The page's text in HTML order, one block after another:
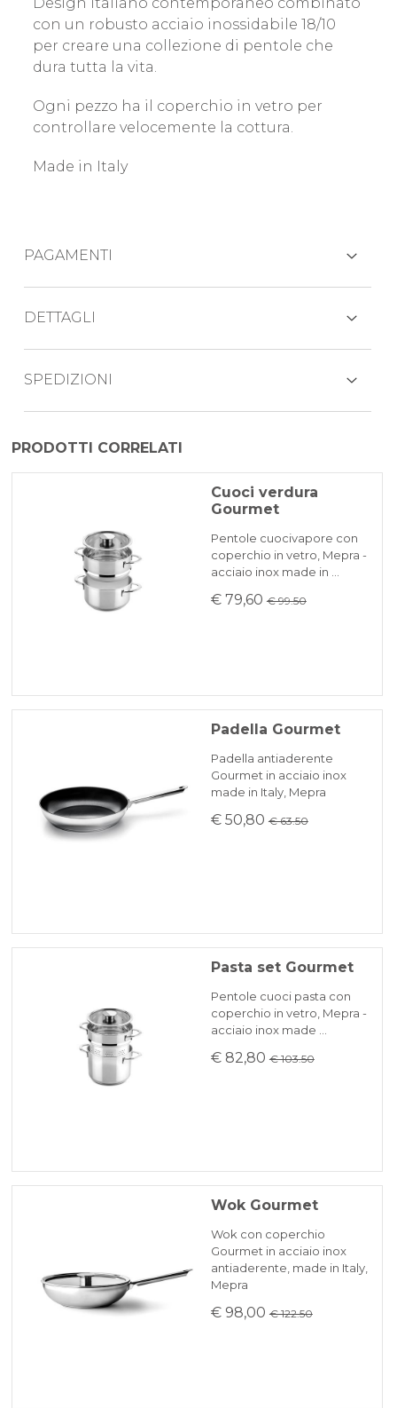
con un robusto acciaio inossidabile 18/10
per creare una collezione di pentole che
dura tutta la vita.
Ogni pezzo ha il coperchio in vetro per
controllare velocemente la cottura.
Made in Italy
PAGAMENTI
BONIFICO BANCARIO
Pagamento in 3 rate senza interessi per ordini superiori a 35 €
REINDIRIZZAMENTI BANCARI
DETTAGLI
casseruola 1 manico 16 cm con coperchio
1 set cuocipasta (3pz) 22 cm
1 set cuociverdura (3pz) 22 cm
Fonti di calore: elettro, gas, alogeno,
induzione, forno elettrico
SPEDIZIONI
entro 3-5 giorni lavorativi mezzo corriere
espresso BRT.
A causa delle difficoltà di reperimento di
materie prime potrebbero esserci dei ritardi
che saranno comunicati tempestivamente
via mail.
PRODOTTI CORRELATI
Cuoci verdura
Gourmet
Pentole cuocivapore con
coperchio in vetro, Mepra -
acciaio inox made in …
€ 79,60 € 99.50
Padella Gourmet
Padella antiaderente
Gourmet in acciaio inox
made in Italy, Mepra
€ 50,80 € 63.50
Pasta set Gourmet
Pentole cuoci pasta con
coperchio in vetro, Mepra -
acciaio inox made …
€ 82,80 € 103.50
Wok Gourmet
Wok con coperchio
Gourmet in acciaio inox
antiaderente, made in Italy,
Mepra
€ 98,00 € 122.50